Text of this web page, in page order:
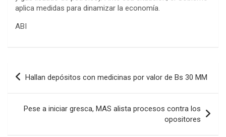
aplica medidas para dinamizar la economía.
ABI
Navegación
entradas
Hallan depósitos con medicinas por valor de Bs 30 MM
Pese a iniciar gresca, MAS alista procesos contra los
opositores